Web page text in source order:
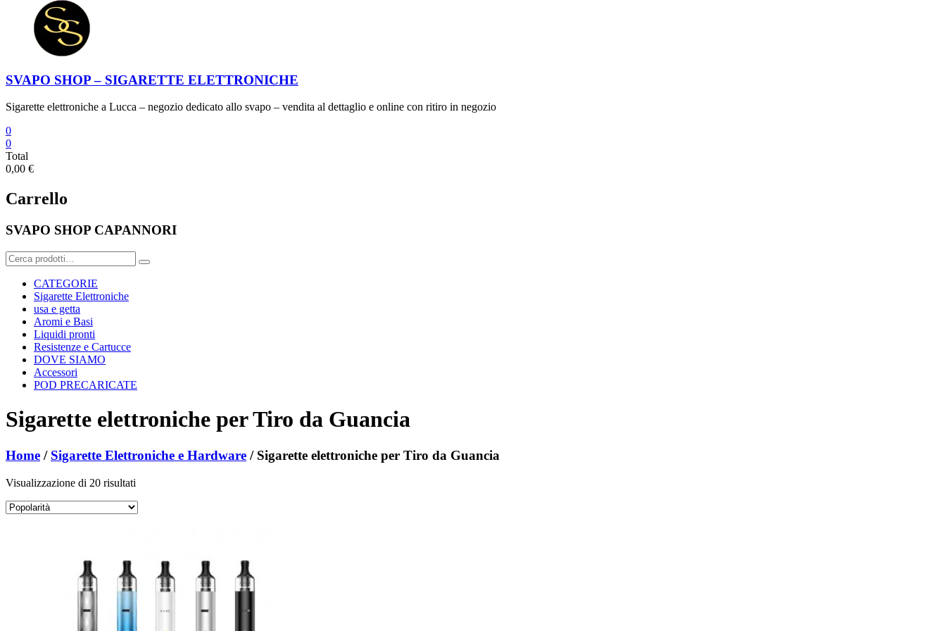
SVAPO SHOP – SIGARETTE ELETTRONICHE
Sigarette elettroniche a Lucca – negozio dedicato allo svapo – vendita al dettaglio e online con ritiro in negozio
0
0
Total
0,00 €
Carrello
SVAPO SHOP CAPANNORI
Cerca:
CATEGORIE
Sigarette Elettroniche
usa e getta
Aromi e Basi
Liquidi pronti
Resistenze e Cartucce
DOVE SIAMO
Accessori
POD PRECARICATE
Sigarette elettroniche per Tiro da Guancia
Home / Sigarette Elettroniche e Hardware / Sigarette elettroniche per Tiro da Guancia
Visualizzazione di 20 risultati